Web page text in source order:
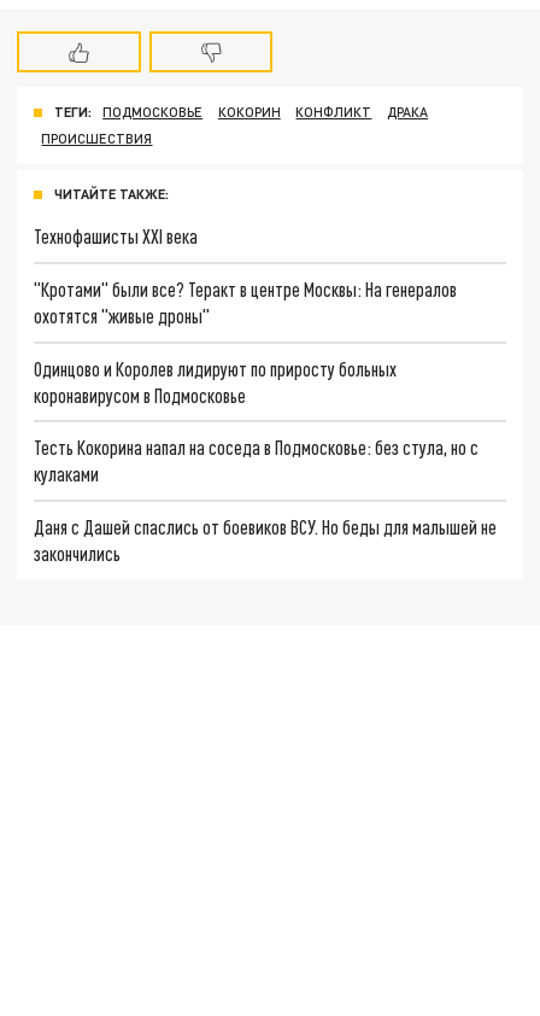
ТЕГИ: ПОДМОСКОВЬЕ КОКОРИН КОНФЛИКТ
ДРАКА
ПРОИСШЕСТВИЯ
ЧИТАЙТЕ ТАКЖЕ:
Технофашисты XXI века
"Кротами" были все? Теракт в центре Москвы: На генералов
охотятся "живые дроны"
Одинцово и Королев лидируют по приросту больных
коронавирусом в Подмосковье
Тесть Кокорина напал на соседа в Подмосковье: без стула, но с
кулаками
Даня с Дашей спаслись от боевиков ВСУ. Но беды для малышей не
закончились